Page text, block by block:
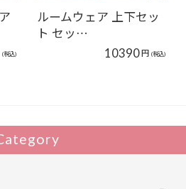
(税込)
ルームウェア 上下セッ
ト セッ…
10390円 (税込)